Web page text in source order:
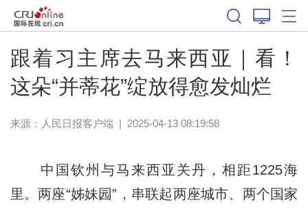
跟着习主席去马来西亚｜看！
这朵“并蒂花”绽放得愈发灿烂
来源： 人民日报客户端 | 2025-04-13 08:19:58
中国钦州与马来西亚关丹，相距1225海
里。两座“姊妹园”，串联起两座城市、两个国家